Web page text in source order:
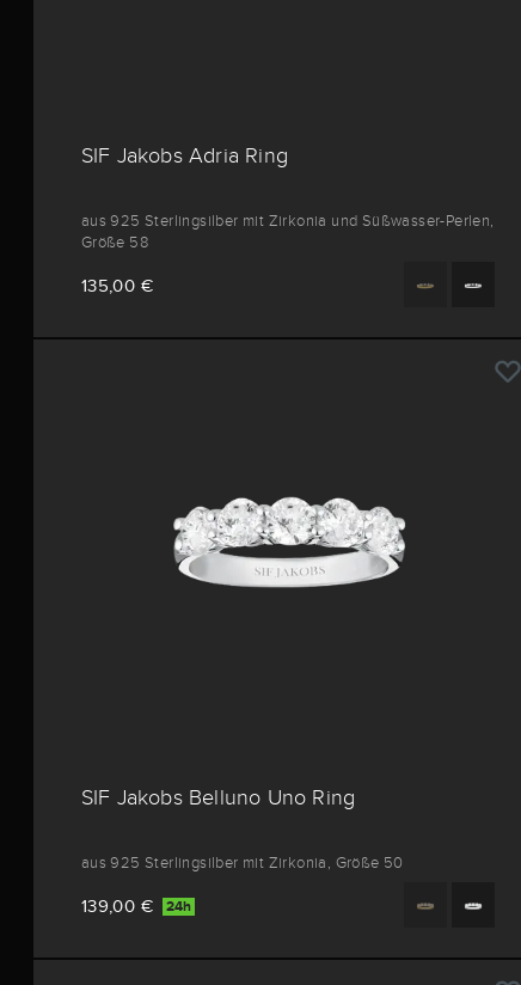
SIF Jakobs Adria Ring
aus 925 Sterlingsilber mit Zirkonia und Süßwasser-Perlen,
Größe 58
135,00 €
SIF Jakobs Belluno Uno Ring
aus 925 Sterlingsilber mit Zirkonia, Größe 50
139,00 € 24h